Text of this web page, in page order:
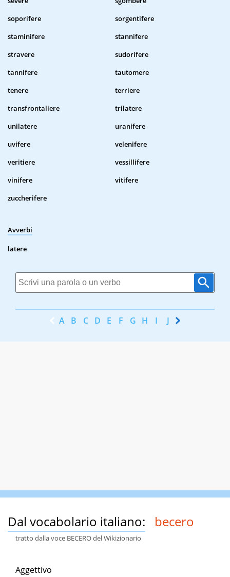
soporifere
sorgentifere
staminifere
stannifere
stravere
sudorifere
tannifere
tautomere
tenere
terriere
transfrontaliere
trilatere
unilatere
uranifere
uvifere
velenifere
veritiere
vessillifere
vinifere
vitifere
zuccherifere
Avverbi
latere
A B C D E F G H I J K
Dal vocabolario italiano: becero
tratto dalla voce BECERO del Wikizionario
Aggettivo